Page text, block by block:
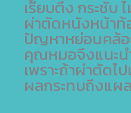
เรียบตึง กระชับ
ผ่าตัดหนังหน้าท้
ปัญหาหย่อนคล้อ
คุณหมอจึงแนะน
เพราะถ้าผ่าตัดไ
ผลกระทบถึงแผ